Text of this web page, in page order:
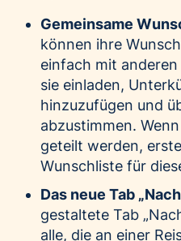
Gemeinsame
können ihre
einfach mit
sie einladen,
hinzuzufügen und
abzustimmen.
geteilt werden,
Wunschliste für
Das neue Tab
gestaltete Tab
alle, die an einer